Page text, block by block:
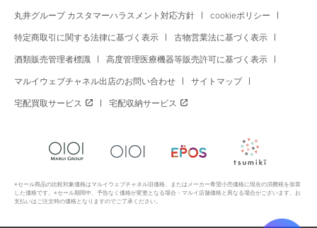
丸井グループ カスタマーハラスメント対応方針 cookieポリシー
特定商取引に関する法律に基づく表示 古物営業法に基づく表示
酒類販売管理者標識 高度管理医療機器等販売許可に基づく表示
マルイウェブチャネル出店のお問い合わせ サイトマップ
宅配買取サービス 宅配収納サービス
※セール商品の比較対象価格はマルイウェブチャネル旧価格、またはメーカー希望小売価格に現在の消費税を加算
した価格です。※セール期間中、予告なく価格が変更となる場合・マルイ店舗価格と異なる場合がございます。お
支払いはご注文時の価格となりますのでご了承ください。